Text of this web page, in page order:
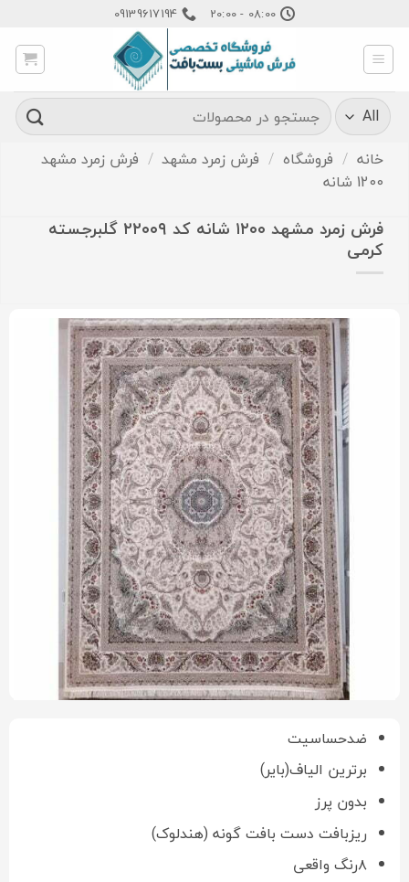
content
08:00 - 20:00
09139617194
جستجو
برای:
خانه / فروشگاه / فرش زمرد مشهد / فرش زمرد مشهد
1200 شانه
فرش زمرد مشهد ۱۲۰۰ شانه کد ۲۲۰۰۹ گلبرجسته
کرمی
ضدحساسیت
برترین الیاف(بایر)
بدون پرز
ریزبافت دست بافت گونه (هندلوک)
۸رنگ واقعی